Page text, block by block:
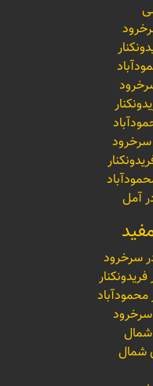
سرخرود
آمل
سرخرود
سرخرود
شمال
شمال